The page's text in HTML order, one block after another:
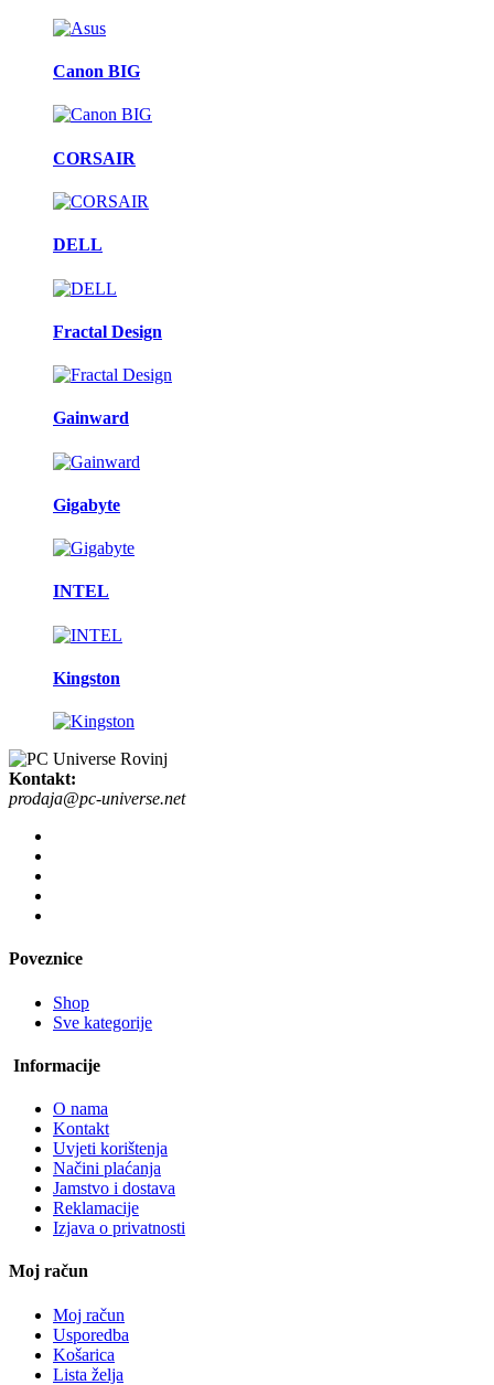
Canon BIG
CORSAIR
DELL
Fractal Design
Gainward
Gigabyte
INTEL
Kingston
Kontakt:
prodaja@pc-universe.net
Poveznice
Shop
Sve kategorije
Informacije
O nama
Kontakt
Uvjeti korištenja
Načini plaćanja
Jamstvo i dostava
Reklamacije
Izjava o privatnosti
Moj račun
Moj račun
Usporedba
Košarica
Lista želja